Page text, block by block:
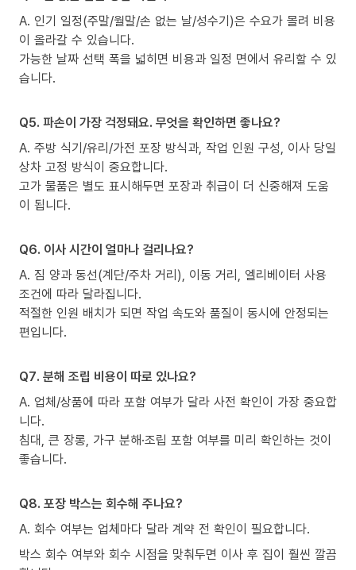
A. 인기 일정(주말/월말/손 없는 날/성수기)은 수요가 몰려 비용
이 올라갈 수 있습니다.
가능한 날짜 선택 폭을 넓히면 비용과 일정 면에서 유리할 수 있
습니다.
Q5. 파손이 가장 걱정돼요. 무엇을 확인하면 좋나요?
A. 주방 식기/유리/가전 포장 방식과, 작업 인원 구성, 이사 당일
상차 고정 방식이 중요합니다.
고가 물품은 별도 표시해두면 포장과 취급이 더 신중해져 도움
이 됩니다.
Q6. 이사 시간이 얼마나 걸리나요?
A. 짐 양과 동선(계단/주차 거리), 이동 거리, 엘리베이터 사용
조건에 따라 달라집니다.
적절한 인원 배치가 되면 작업 속도와 품질이 동시에 안정되는
편입니다.
Q7. 분해 조립 비용이 따로 있나요?
A. 업체/상품에 따라 포함 여부가 달라 사전 확인이 가장 중요합
니다.
침대, 큰 장롱, 가구 분해·조립 포함 여부를 미리 확인하는 것이
좋습니다.
Q8. 포장 박스는 회수해 주나요?
A. 회수 여부는 업체마다 달라 계약 전 확인이 필요합니다.
박스 회수 여부와 회수 시점을 맞춰두면 이사 후 집이 훨씬 깔끔